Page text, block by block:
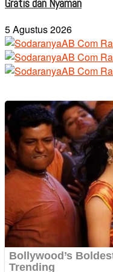
Gratis dan Nyaman
5 Agustus 2026